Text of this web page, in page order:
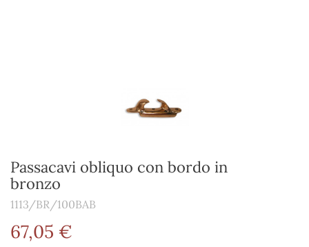
Passacavi obliquo con bordo in
bronzo
1113/BR/100BAB
67,05 €